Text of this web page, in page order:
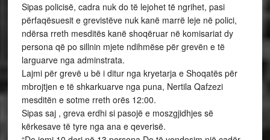
Sipas policisë, cadra nuk do të lejohet të ngrihet, pasi
përfaqësuesit e grevistëve nuk kanë marrë leje në polici,
ndërsa rreth mesditës kanë shoqëruar në komisariat dy
persona që po sillnin mjete ndihmëse për grevën e të
larguarve nga adminstrata.
Lajmi për grevë u bë i ditur nga kryetarja e Shoqatës për
mbrojtjen e të shkarkuarve nga puna, Nertila Qafzezi
mesditën e sotme rreth orës 12:00.
Sipas saj , greva erdhi si pasojë e moszgjidhjes së
kërkesave të tyre nga ana e qeverisë.